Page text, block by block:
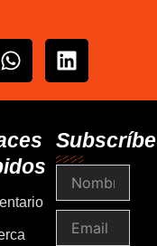
W
h
s
a
p
p
L
i
e
d
n